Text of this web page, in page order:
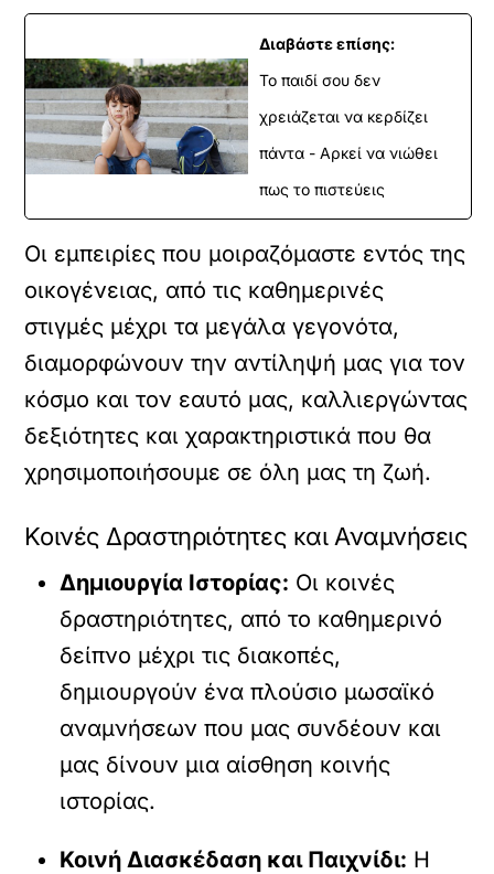
Διαβάστε επίσης:
Το παιδί σου δεν
χρειάζεται να κερδίζει
πάντα - Αρκεί να νιώθει
πως το πιστεύεις
Οι εμπειρίες που μοιραζόμαστε εντός της
οικογένειας, από τις καθημερινές
στιγμές μέχρι τα μεγάλα γεγονότα,
διαμορφώνουν την αντίληψή μας για τον
κόσμο και τον εαυτό μας, καλλιεργώντας
δεξιότητες και χαρακτηριστικά που θα
χρησιμοποιήσουμε σε όλη μας τη ζωή.
Κοινές Δραστηριότητες και Αναμνήσεις
Δημιουργία Ιστορίας: Οι κοινές
δραστηριότητες, από το καθημερινό
δείπνο μέχρι τις διακοπές,
δημιουργούν ένα πλούσιο μωσαϊκό
αναμνήσεων που μας συνδέουν και
μας δίνουν μια αίσθηση κοινής
ιστορίας.
Κοινή Διασκέδαση και Παιχνίδι: Η